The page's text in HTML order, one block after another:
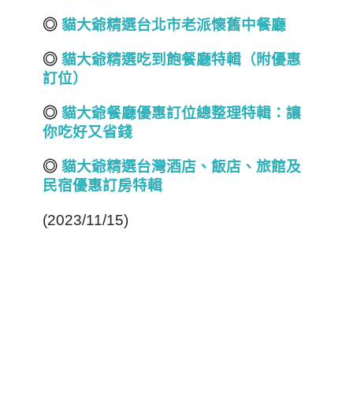
◎ 貓大爺精選台北市老派懷舊中餐廳
◎ 貓大爺精選吃到飽餐廳特輯（附優惠
訂位）
◎ 貓大爺餐廳優惠訂位總整理特輯：讓
你吃好又省錢
◎ 貓大爺精選台灣酒店 、飯店、旅館及
民宿優惠訂房特輯
(2023/11/15)